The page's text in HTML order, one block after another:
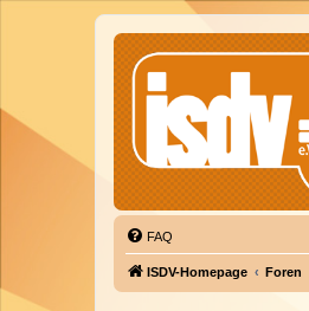
FAQ
ISDV-Homepage Foren